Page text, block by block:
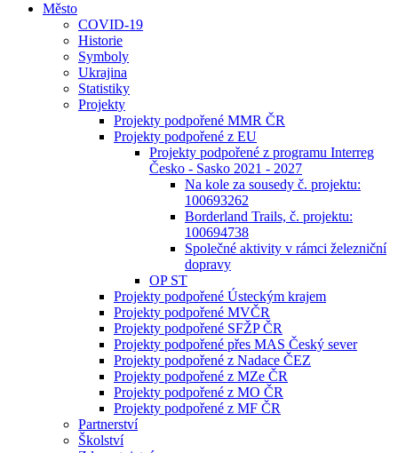
Město
COVID-19
Historie
Symboly
Ukrajina
Statistiky
Projekty
Projekty podpořené MMR ČR
Projekty podpořené z EU
Projekty podpořené z programu Interreg
Česko - Sasko 2021 - 2027
Na kole za sousedy č. projektu:
100693262
Borderland Trails, č. projektu:
100694738
Společné aktivity v rámci železniční
dopravy
OP ST
Projekty podpořené Ústeckým krajem
Projekty podpořené MVČR
Projekty podpořené SFŽP ČR
Projekty podpořené přes MAS Český sever
Projekty podpořené z Nadace ČEZ
Projekty podpořené z MZe ČR
Projekty podpořené z MO ČR
Projekty podpořené z MF ČR
Partnerství
Školství